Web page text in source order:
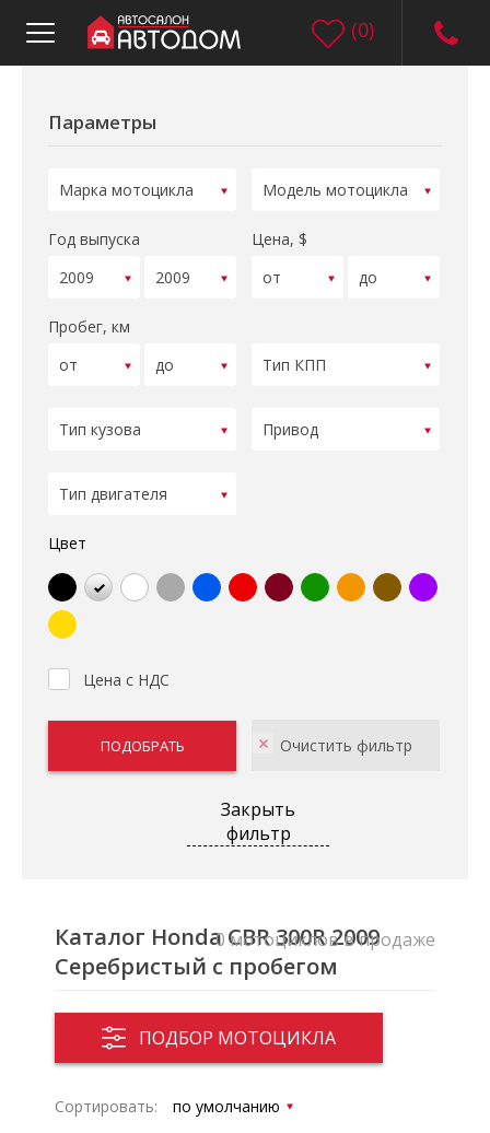
(0)
Параметры
Год выпуска Цена, $
Пробег, км
Цвет
Цена с НДС
Закрыть
фильтр
Каталог Honda CBR 300R 2009
Серебристый с пробегом
ПОДБОР МОТОЦИКЛА
0 мотоциклов в продаже
Сортировать: